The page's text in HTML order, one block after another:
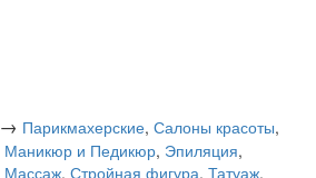
→ Парикмахерские, Салоны красоты,
Маникюр и Педикюр, Эпиляция,
Массаж, Стройная фигура, Татуаж,